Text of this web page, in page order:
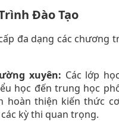
Đào Tạo
đa dạng các chương
xuyên: Các lớp
học đến trung học
hoàn thiện kiến thức
kỳ thi quan trọng.